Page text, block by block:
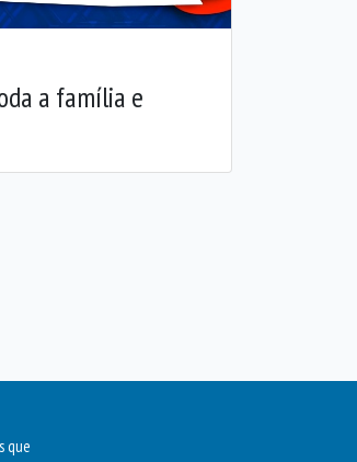
a família e
que